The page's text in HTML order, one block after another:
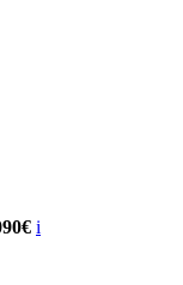
i